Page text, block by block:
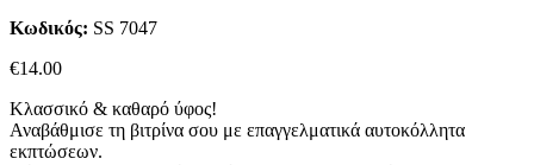
Κωδικός: SS 7047
€14.00
Κλασσικό & καθαρό ύφος!
Αναβάθμισε τη βιτρίνα σου με επαγγελματικά αυτοκόλλητα
εκπτώσεων.